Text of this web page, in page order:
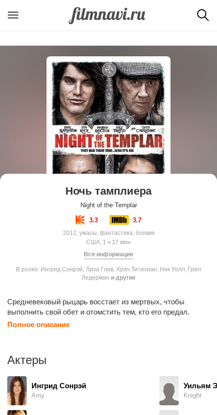
Ночь тамплиера
Night of the Templar
3.3 3.7
2012, ужасы, фантастика, боевик
США, 1 ч 37 мин
Вся информация
В ролях: Ингрид Сонрэй, Лиза Глив, Храч Титизиан, Ник Уолл, Грегг
Ледерман и другие
Средневековый рыцарь восстает из мертвых, чтобы
выполнить свой ​​обет и отомстить тем, кто его предал.
Полное описание
Актеры
Ингрид Сонрэй
Amy
Уильям
Knight